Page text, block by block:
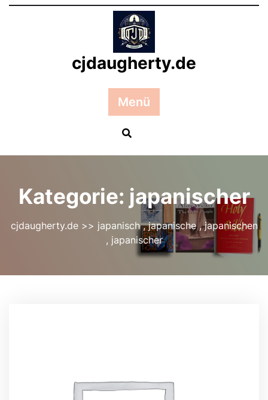
Zum
cjdaugherty.de
Menü
Kategorie: japanischer
cjdaugherty.de>> japanisch,japanische,japanischen
, japanischer